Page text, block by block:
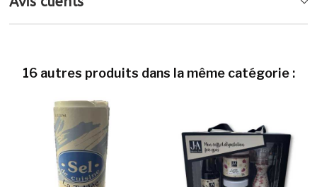
16 autres produits dans la même catégorie :